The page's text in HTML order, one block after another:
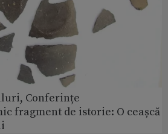
Conferințe
fragment de istorie: O ceașcă